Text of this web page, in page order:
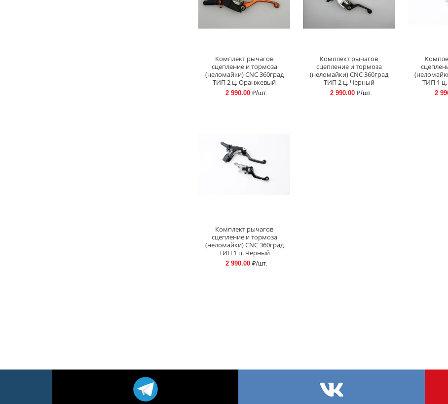
Комплект рычагов
сцепление и тормоза
(неломайки) CNC 360град
ТИП 2 ц. Оранжевый
2 990.00 ₽/шт.
Комплект рычагов
сцепление и тормоза
(неломайки) CNC 360град
ТИП 2 ц. Черный
2 990.00 ₽/шт.
ТИП 1
2
Комплект рычагов
сцепление и тормоза
(неломайки) CNC 360град
ТИП 1 ц. Черный
2 990.00 ₽/шт.